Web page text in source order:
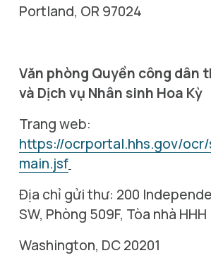
Portland, OR 97024
Văn phòng Quyền công dân
và Dịch vụ Nhân sinh Hoa Kỳ
https://ocrportal.hhs.gov/
main.jsf
Địa chỉ gửi thư: 200
SW, Phòng 509F, Tòa nhà HHH
Washington, DC 20201